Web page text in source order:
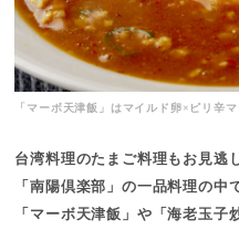
「マーボ天津飯」はマイルド卵×ピリ辛マ
台湾料理のたまご料理もお見逃
「南陽倶楽部」の一品料理の中
「マーボ天津飯」や「海老玉子